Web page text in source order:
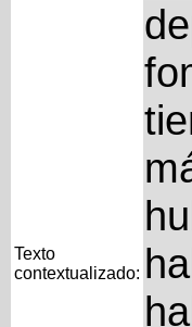
Texto
contextualizado: